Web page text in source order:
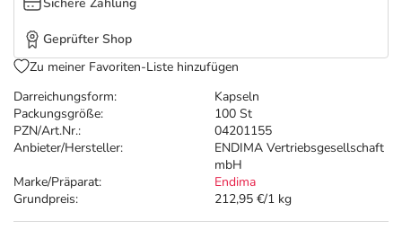
Darreichungsform:
Kapseln
Packungsgröße:
100 St
PZN/Art.Nr.:
04201155
Anbieter/Hersteller:
ENDIMA Vertriebsgesellschaft
mbH
Marke/Präparat:
Endima
Grundpreis:
212,95 €/1 kg
Geprüfter Shop
Zu meiner Favoriten-Liste hinzufügen